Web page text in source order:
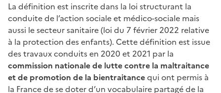
La définition est inscrite dans la loi structurant la
conduite de l’action sociale et médico-sociale mais
aussi le secteur sanitaire (loi du 7 février 2022 relative
à la protection des enfants). Cette définition est issue
des travaux conduits en 2020 et 2021 par la
commission nationale de lutte contre la maltraitance
et de promotion de la bientraitancequi ont permis à
la France de se doter d’un vocabulaire partagé de la